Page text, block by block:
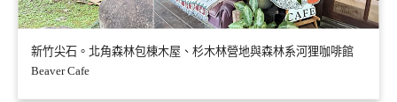
新竹尖石。北角森林包棟木屋、杉木林營地與森林系河狸咖啡館
Beaver Cafe